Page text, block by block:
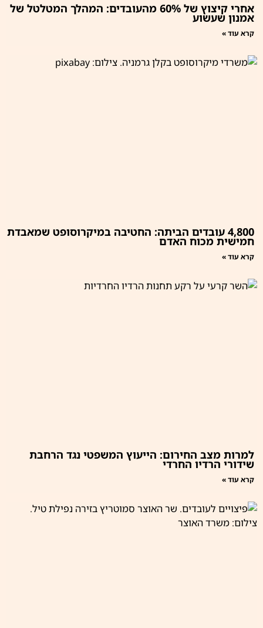
אחרי קיצוץ של 60% מהעובדים: המהלך המטלטל של
אמנון שעשוע
קרא עוד »
4,800 עובדים הביתה: החטיבה במיקרוסופט שמאבדת
חמישית מכוח האדם
קרא עוד »
למרות מצב החירום: הייעוץ המשפטי נגד הרחבת
שידורי הרדיו החרדי
קרא עוד »